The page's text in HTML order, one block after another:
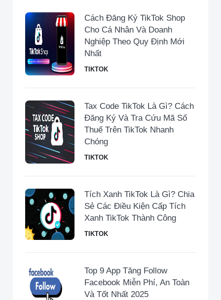
Cách Đăng Ký TikTok Shop
Cho Cá Nhân Và Doanh
Nghiệp Theo Quy Định Mới
Nhất
TIKTOK
Tax Code TikTok Là Gì? Cách
Đăng Ký Và Tra Cứu Mã Số
Thuế Trên TikTok Nhanh
Chóng
TIKTOK
Tích Xanh TikTok Là Gì? Chia
Sẻ Các Điều Kiện Cấp Tích
Xanh TikTok Thành Công
TIKTOK
Top 9 App Tăng Follow
Facebook Miễn Phí, An Toàn
Và Tốt Nhất 2025